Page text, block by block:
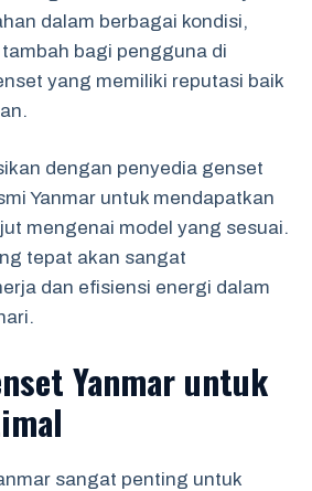
dalam berbagai kondisi,
bagi pengguna di
yang memiliki reputasi baik
dengan penyedia genset
Yanmar untuk mendapatkan
mengenai model yang sesuai.
tepat akan sangat
dan efisiensi energi dalam
Yanmar untuk
sangat penting untuk